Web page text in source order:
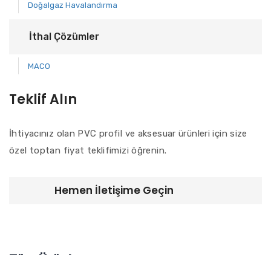
Doğalgaz Havalandırma
İthal Çözümler
MACO
Teklif Alın
İhtiyacınız olan PVC profil ve aksesuar ürünleri için size
özel toptan fiyat teklifimizi öğrenin.
Hemen İletişime Geçin